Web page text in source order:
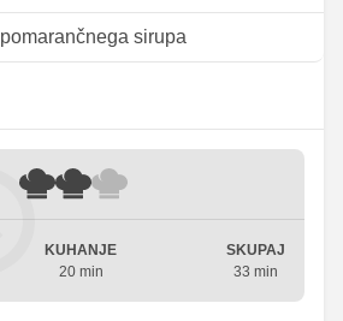
pomarančnega sirupa
KUHANJE
20 min
SKUPAJ
33 min